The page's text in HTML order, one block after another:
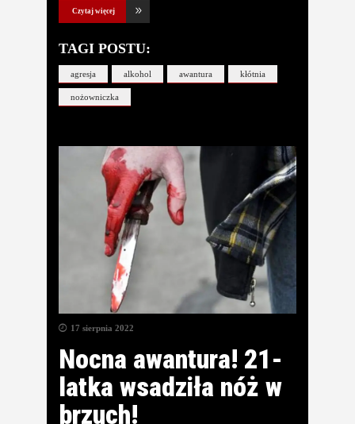
Czytaj więcej
TAGI POSTU:
agresja alkohol awantura kłótnia
nożowniczka
17 sierpnia 2022
Nocna awantura! 21-
latka wsadziła nóż w
brzuch!